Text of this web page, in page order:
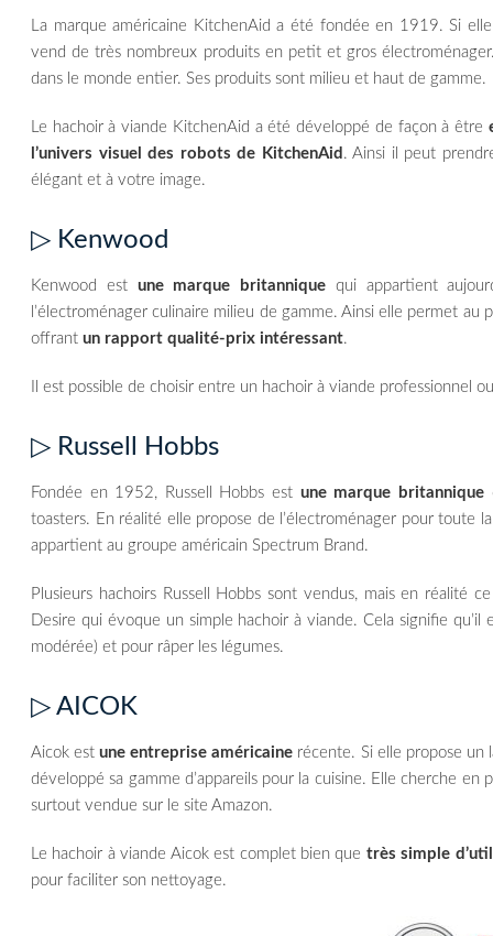
La marque américaine KitchenAid a été fondée en 1919. Si
vend de très nombreux produits en petit et gros
dans le monde entier. Ses produits sont milieu et haut de gamme.
Le hachoir à viande KitchenAid a été développé de façon à être
l’univers visuel des robots de KitchenAid . Ainsi il peut
élégant et à votre image.
▷ Kenwood
Kenwood est une marque britannique qui appartient
l’électroménager culinaire milieu de gamme. Ainsi elle permet
offrant un rapport qualité-prix intéressant.
Il est possible de choisir entre un hachoir à viande professionnel
▷ Russell Hobbs
Fondée en 1952, Russell Hobbs est une marque britannique
toasters. En réalité elle propose de l’électroménager pour toute
appartient au groupe américain Spectrum Brand.
Plusieurs hachoirs Russell Hobbs sont vendus, mais en réalité
Desire qui évoque un simple hachoir à viande. Cela signifie
modérée) et pour râper les légumes.
▷ AICOK
Aicok estune entreprise américaine récente. Si elle propose un
développé sa gamme d’appareils pour la cuisine. Elle cherche
surtout vendue sur le site Amazon.
Le hachoir à viande Aicok est complet bien que très simple
pour faciliter son nettoyage.